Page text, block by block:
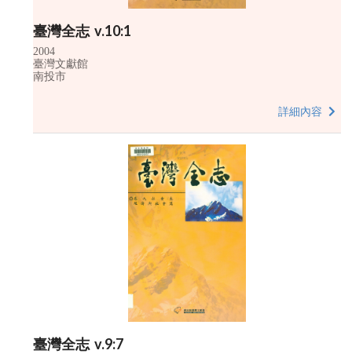
臺灣全志 v.10:1
2004
臺灣文獻館
南投市
詳細內容
臺灣全志 v.9:7